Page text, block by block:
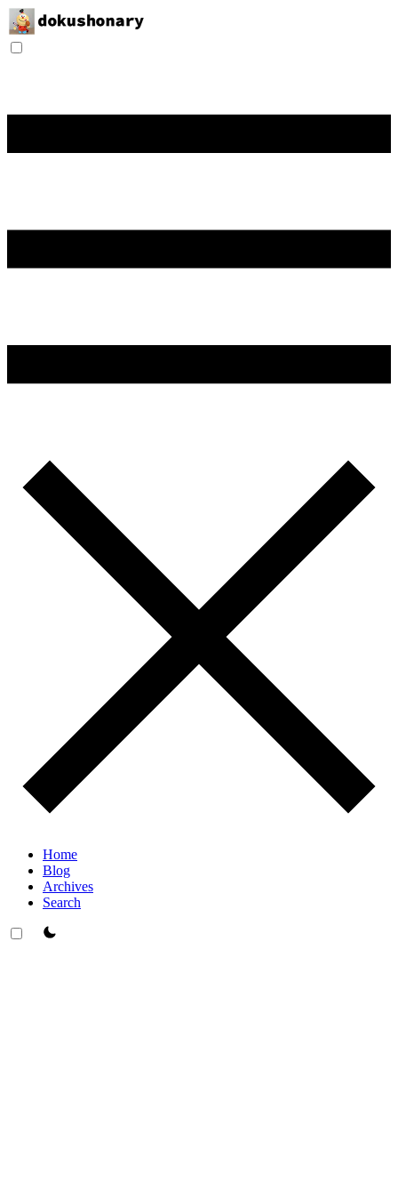
Home
Blog
Archives
Search
theme switcher